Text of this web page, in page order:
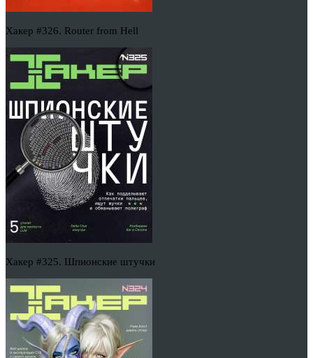
Хакер #326. Router from Hell
Хакер #325. Шпионские штучки